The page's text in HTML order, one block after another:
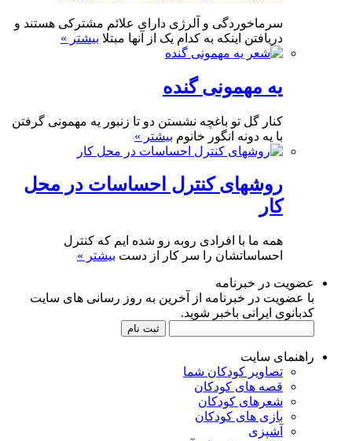
سرماخوردگی و آلرژی دارای علائم مشترکی هستند و
دریافتن اینکه به کدام یک از آنها مبتلا بیشتر »
یه مهمونی گنده
کنار گل تو باغچه نشستن دو تا زنبور یه مهمونی گرفتن
با یه دونه انگور خانوم بیشتر »
روشهای کنترل احساسات در محل
کار
همه ما با افرادی روبه رو شده ایم که کنترل
احساساتشان را سر کار از دست بیشتر »
عضویت در خبرنامه
با عضویت در خبرنامه از آخرین به روز رسانی های سایت
کدبانوی ایرانی باخبر شوید.
راهنمای سایت
تصاویر کودکان شما
قصه های کودکان
شعرهای کودکان
بازی های کودکان
آشپزی